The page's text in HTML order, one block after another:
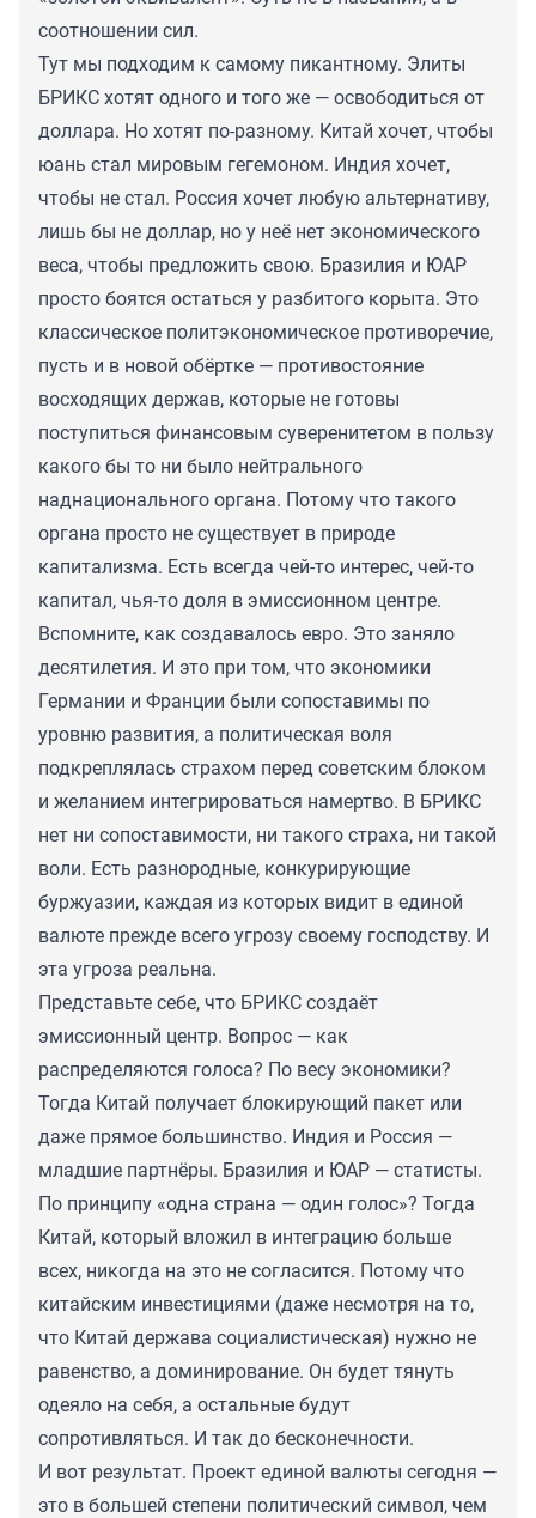
соотношении сил.
Тут мы подходим к самому пикантному. Элиты
БРИКС хотят одного и того же — освободиться от
доллара. Но хотят по-разному. Китай хочет, чтобы
юань стал мировым гегемоном. Индия хочет,
чтобы не стал. Россия хочет любую альтернативу,
лишь бы не доллар, но у неё нет экономического
веса, чтобы предложить свою. Бразилия и ЮАР
просто боятся остаться у разбитого корыта. Это
классическое политэкономическое противоречие,
пусть и в новой обёртке — противостояние
восходящих держав, которые не готовы
поступиться финансовым суверенитетом в пользу
какого бы то ни было нейтрального
наднационального органа. Потому что такого
органа просто не существует в природе
капитализма. Есть всегда чей-то интерес, чей-то
капитал, чья-то доля в эмиссионном центре.
Вспомните, как создавалось евро. Это заняло
десятилетия. И это при том, что экономики
Германии и Франции были сопоставимы по
уровню развития, а политическая воля
подкреплялась страхом перед советским блоком
и желанием интегрироваться намертво. В БРИКС
нет ни сопоставимости, ни такого страха, ни такой
воли. Есть разнородные, конкурирующие
буржуазии, каждая из которых видит в единой
валюте прежде всего угрозу своему господству. И
эта угроза реальна.
Представьте себе, что БРИКС создаёт
эмиссионный центр. Вопрос — как
распределяются голоса? По весу экономики?
Тогда Китай получает блокирующий пакет или
даже прямое большинство. Индия и Россия —
младшие партнёры. Бразилия и ЮАР — статисты.
По принципу «одна страна — один голос»? Тогда
Китай, который вложил в интеграцию больше
всех, никогда на это не согласится. Потому что
китайским инвестициями (даже несмотря на то,
что Китай держава социалистическая) нужно не
равенство, а доминирование. Он будет тянуть
одеяло на себя, а остальные будут
сопротивляться. И так до бесконечности.
И вот результат. Проект единой валюты сегодня —
это в большей степени политический символ, чем